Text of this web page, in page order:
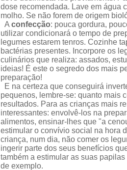
dose recomendada. Lave em água
molho. Se não forem de origem
A confecção: pouca gordura,
utilizar condicionará o tempo de
legumes estarem tenros. Cozinhe
bactérias presentes. Incorpore os
culinários que realiza: assados,
ideias! É este o segredo dos mais
preparação!
E na certeza que conseguirá
pequenos, lembre-se: quanto mais
resultados. Para as crianças mais
interessantes: envolvê-los na
alimentos, ensinar-lhes que "a
estimular o convívio social na hora
criança, num dia, não comer os
ingerir parte dos seus benefícios
também a estimular as suas
de exemplo.